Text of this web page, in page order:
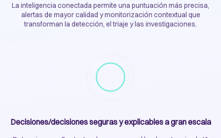
La inteligencia conectada permite una puntuación más precisa,
alertas de mayor calidad y monitorización contextual que
transforman la detección, el triaje y las investigaciones.
Decisiones/decisiones seguras y explicables a gran escala